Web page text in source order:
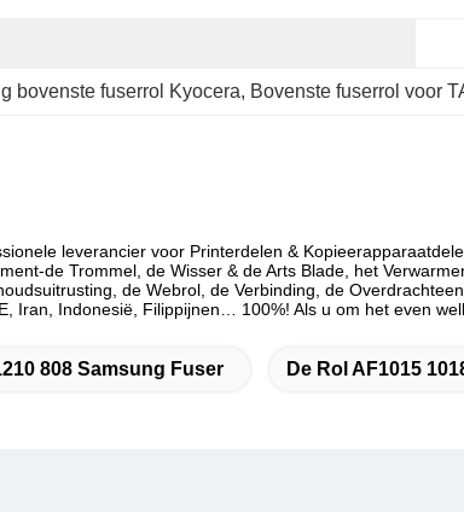
bovenste fuserrol Kyocera, Bovenste fuserrol voor
leverancier voor Printerdelen &
de Trommel, de Wisser & de Arts Blade, het
de Webrol, de Verbinding, de
Iran, Indonesië, Filippijnen… 100%! Als u om het even
808 Samsung Fuser De Rol AF1015